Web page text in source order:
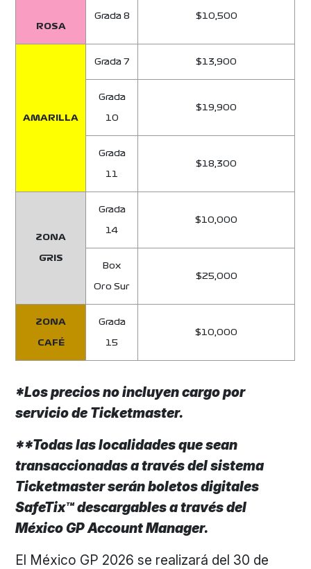
ROSA
Grada 8 $10,500
AMARILLA
Grada 7 $13,900
Grada
10
$19,900
Grada
11
$18,300
ZONA
GRIS
Grada
14
$10,000
Box
Oro Sur
$25,000
ZONA
CAFÉ
Grada
15
$10,000
*Los precios no incluyen cargo por
servicio de Ticketmaster.
**Todas las localidades que sean
transaccionadas a través del sistema
Ticketmaster serán boletos digitales
SafeTix™ descargables a través del
México GP Account Manager.
El México GP 2026 se realizará del 30 de